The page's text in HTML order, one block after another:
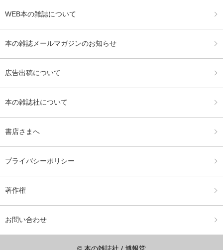
WEB本の雑誌について
本の雑誌メールマガジンのお知らせ
広告出稿について
本の雑誌社について
書店さまへ
プライバシーポリシー
著作権
お問い合わせ
© 本の雑誌社 / 博報堂